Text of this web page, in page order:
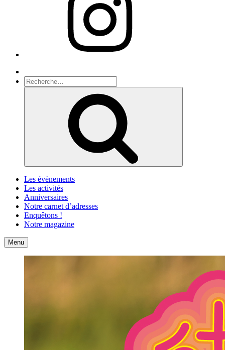
Recherche
pour
Les évènements
Les activités
Anniversaires
Notre carnet d’adresses
Enquêtons !
Notre magazine
Accueil
Menu Contact